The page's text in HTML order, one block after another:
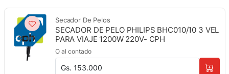
Secador De Pelos
SECADOR DE PELO PHILIPS BHC010/10 3 VEL
PARA VIAJE 1200W 220V- CPH
O al contado
Gs. 153.000